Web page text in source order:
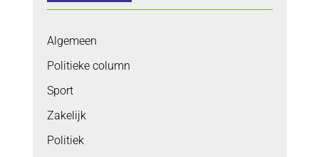
Algemeen
Politieke column
Sport
Zakelijk
Politiek